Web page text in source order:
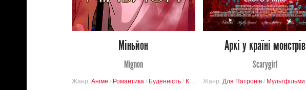
Міньйон
Mignon
Жанр: Аніме / Романтика / Буденність/ Кримінал
Аркі у країні монстрів
Scarygirl
Жанр: Для Патронів/ Мультфільми